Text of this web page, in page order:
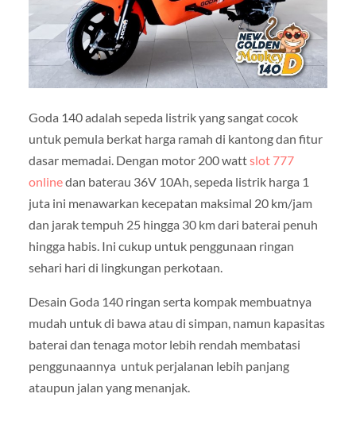
Goda 140 adalah sepeda listrik yang sangat cocok
untuk pemula berkat harga ramah di kantong dan fitur
dasar memadai. Dengan motor 200 wattslot 777
onlinedan baterau 36V 10Ah, sepeda listrik harga 1
juta ini menawarkan kecepatan maksimal 20 km/jam
dan jarak tempuh 25 hingga 30 km dari baterai penuh
hingga habis. Ini cukup untuk penggunaan ringan
sehari hari di lingkungan perkotaan.
Desain Goda 140 ringan serta kompak membuatnya
mudah untuk di bawa atau di simpan, namun kapasitas
baterai dan tenaga motor lebih rendah membatasi
penggunaannya untuk perjalanan lebih panjang
ataupun jalan yang menanjak.